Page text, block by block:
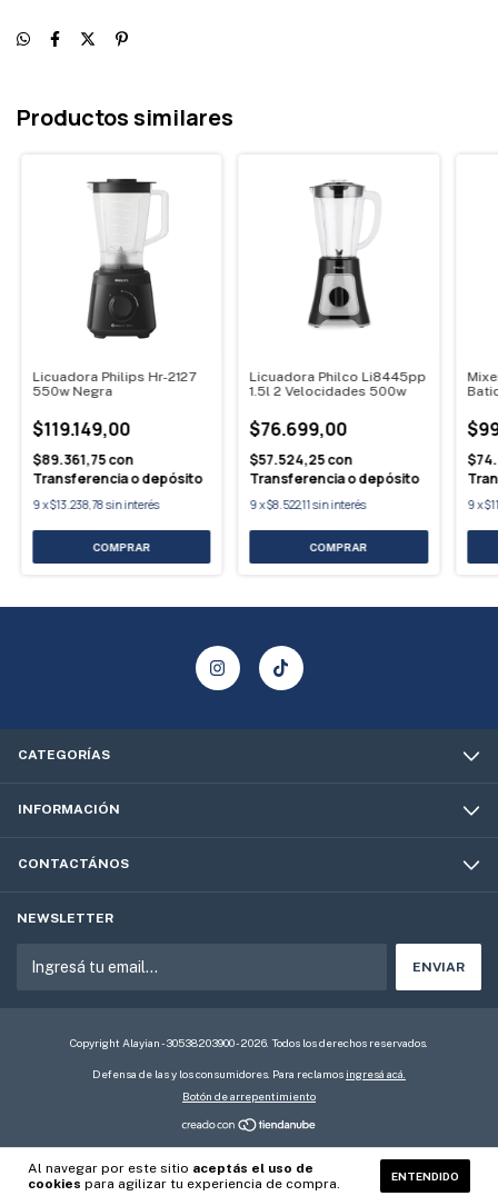
Al navegar por este sitio aceptás el uso de
cookies para agilizar tu experiencia de compra. ENTENDIDO
Productos similares
Licuadora Philips Hr-2127
550w Negra
$119.149,00
$89.361,75con
Transferencia o depósito
9x$13.238,78sin interés
Licuadora Philco Li8445pp
1.5l 2 Velocidades 500w
$76.699,00
$57.524,25con
Transferencia o depósito
9x$8.522,11sin interés 9x
CATEGORÍAS
INFORMACIÓN
CONTACTÁNOS
NEWSLETTER
Copyright Alayian - 30538203900 - 2026. Todos los derechos reservados.
Defensa de las y los consumidores. Para reclamos ingresá acá.
Botón de arrepentimiento